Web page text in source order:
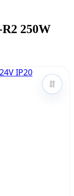
250W